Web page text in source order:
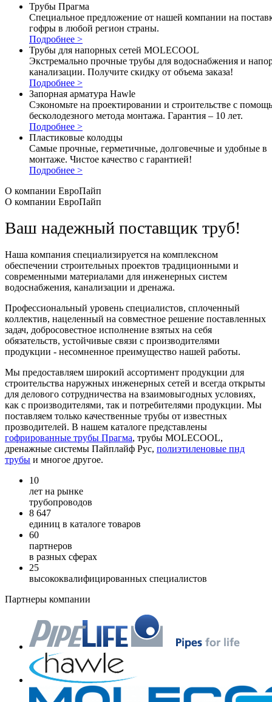
Трубы Прагма
Специальное предложение от нашей компании на
гофры в любой регион страны.
Подробнее >
Трубы для напорных сетей MOLECOOL
Экстремально прочные трубы для водоснабжения и
канализации. Получите скидку от объема заказа!
Подробнее >
Запорная арматура Hawle
Сэкономьте на проектировании и строительстве с
бесколодезного метода монтажа. Гарантия – 10 лет.
Подробнее >
Пластиковые колодцы
Самые прочные, герметичные, долговечные и удобные в
монтаже. Чистое качество с гарантией!
Подробнее >
О компании ЕвроПайп
О компании ЕвроПайп
Ваш надежный поставщик труб!
Наша компания специализируется на комплексном
обеспечении строительных проектов традиционными и
современными материалами для инженерных систем
водоснабжения, канализации и дренажа.
Профессиональный уровень специалистов, сплоченный
коллектив, нацеленный на совместное решение поставленных
задач, добросовестное исполнение взятых на себя
обязательств, устойчивые связи с производителями
продукции - несомненное преимущество нашей работы.
Мы предоставляем широкий ассортимент продукции для
строительства наружных инженерных сетей и всегда открыты
для делового сотрудничества на взаимовыгодных условиях,
как с производителями, так и потребителями продукции. Мы
поставляем только качественные трубы от известных
прозводителей. В нашем каталоге представлены
гофрированные трубы Прагма, трубы MOLECOOL,
дренажные системы Пайплайф Рус, полиэтиленовые пнд
трубы и многое другое.
10
лет на рынке
трубопроводов
8 647
единиц в каталоге товаров
60
партнеров
в разных сферах
25
высококвалифицированных специалистов
Партнеры компании